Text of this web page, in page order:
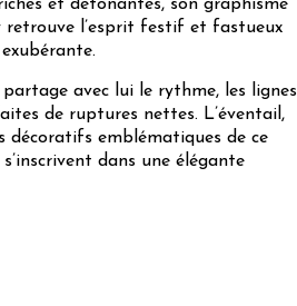
et détonantes, son graphisme
retrouve l’esprit festif et fastueux
avec lui le rythme, les lignes
de ruptures nettes. L’éventail,
décoratifs emblématiques de ce
dans une élégante